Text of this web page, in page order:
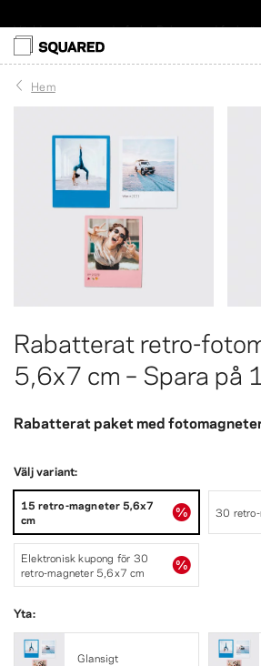
Beställningen tar
100%nöjdhetsgaranti
Hem
Rabatterat retro-
5,6x7 cm – Spara på
Rabatterat paket med
Välj variant:
15 retro-magneter 5,6x7
cm
30
Elektronisk kupong för 30
retro-magneter 5,6x7 cm
Yta:
Glansigt